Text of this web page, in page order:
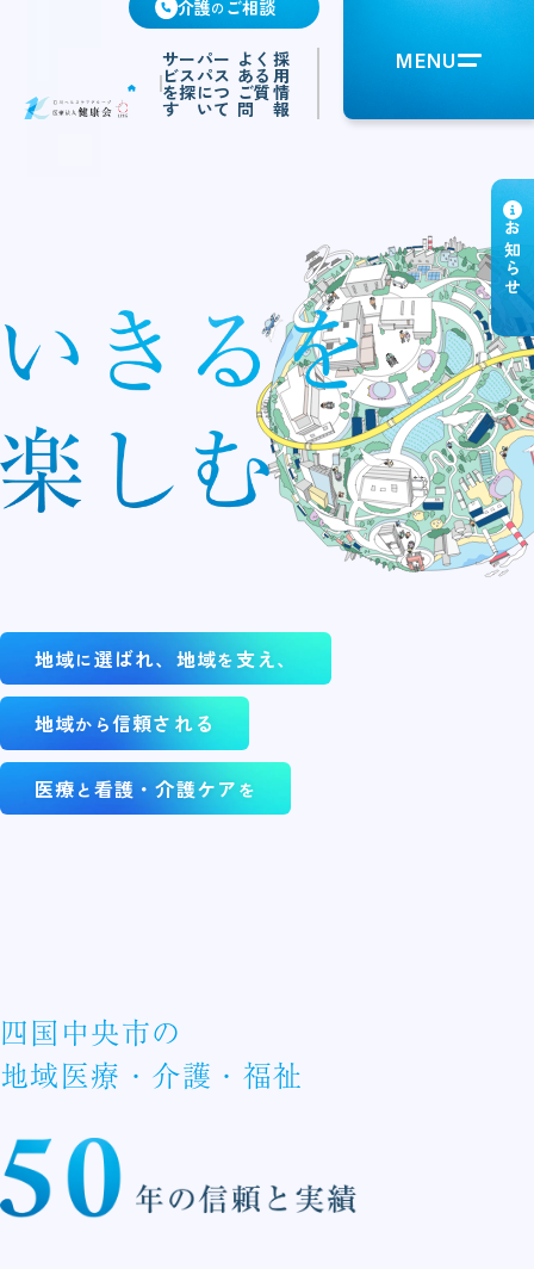
介護の ご相談
サー
ビス
を探
す
パー
パス
につ
いて
よく
ある
ご質
問
採
用
情
報
MENU
お知らせ
地域に選ばれ、地域を支え、
地域から信頼される
医療 と 看護・介護ケア を
四国中央市の
地域医療・介護・福祉